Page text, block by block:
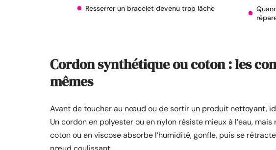
Resserrer un bracelet devenu trop lâche
Cordon synthétique ou coton : les
mêmes
Avant de toucher au nœud ou de sortir un produit nettoyant,
Un cordon en polyester ou en nylon résiste mieux à l’eau,
coton ou en viscose absorbe l’humidité, gonfle, puis se